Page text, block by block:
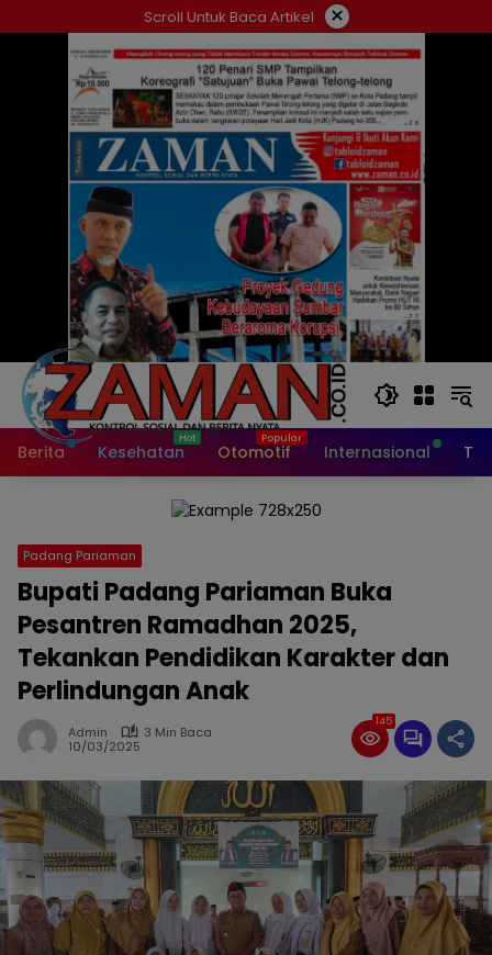
ke
Scroll Untuk Baca Artikel ×
Berita Kesehatan Otomotif Internasional
Padang Pariaman
Bupati Padang Pariaman Buka
Pesantren Ramadhan 2025,
Tekankan Pendidikan Karakter dan
Perlindungan Anak
Admin
3 Min Baca
10/03/2025
145